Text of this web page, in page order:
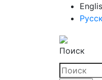
Поиск